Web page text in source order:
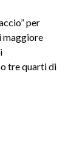
per
maggiore
tre quarti di